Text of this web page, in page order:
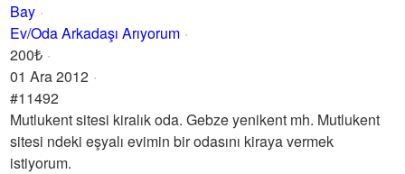
Bay
Ev/Oda Arkadaşı Arıyorum
200₺
01 Ara 2012
#11492
Mutlukent sitesi kiralık oda. Gebze yenikent mh. Mutlukent
sitesi ndeki eşyalı evimin bir odasını kiraya vermek
istiyorum.